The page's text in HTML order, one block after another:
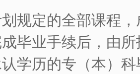
规定的全部课程
毕业手续后，由
学历的专（本）